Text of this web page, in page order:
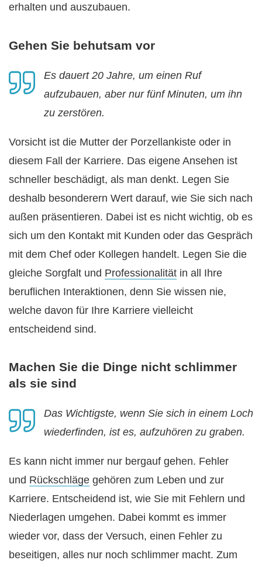
erhalten und auszubauen.
Gehen Sie behutsam vor
Es dauert 20 Jahre, um einen Ruf
aufzubauen, aber nur fünf Minuten, um ihn
zu zerstören.
Vorsicht ist die Mutter der Porzellankiste oder in
diesem Fall der Karriere. Das eigene Ansehen ist
schneller beschädigt, als man denkt. Legen Sie
deshalb besonderern Wert darauf, wie Sie sich nach
außen präsentieren. Dabei ist es nicht wichtig, ob es
sich um den Kontakt mit Kunden oder das Gespräch
mit dem Chef oder Kollegen handelt. Legen Sie die
gleiche Sorgfalt und Professionalität in all Ihre
beruflichen Interaktionen, denn Sie wissen nie,
welche davon für Ihre Karriere vielleicht
entscheidend sind.
Machen Sie die Dinge nicht schlimmer
als sie sind
Das Wichtigste, wenn Sie sich in einem Loch
wiederfinden, ist es, aufzuhören zu graben.
Es kann nicht immer nur bergauf gehen. Fehler
und Rückschläge gehören zum Leben und zur
Karriere. Entscheidend ist, wie Sie mit Fehlern und
Niederlagen umgehen. Dabei kommt es immer
wieder vor, dass der Versuch, einen Fehler zu
beseitigen, alles nur noch schlimmer macht. Zum